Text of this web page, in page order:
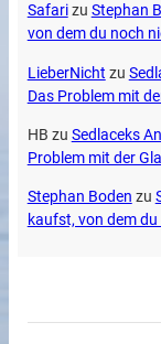
Safarizu Stephan
von dem du noch
LieberNicht zu
Das Problem mit
HB zu Sedlaceks
Problem mit der
Stephan Boden zu
kaufst, von dem